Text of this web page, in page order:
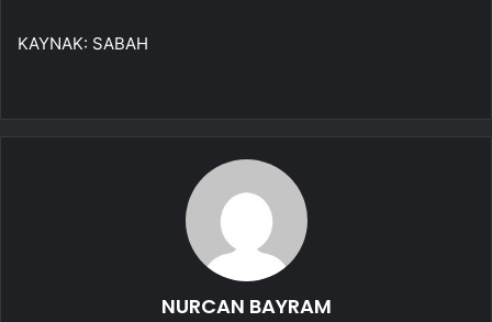
KAYNAK: SABAH
NURCAN BAYRAM